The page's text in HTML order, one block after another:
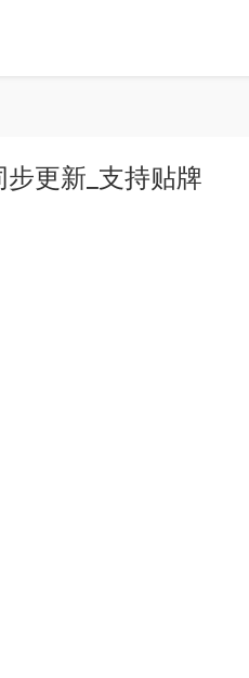
更新_支持贴牌